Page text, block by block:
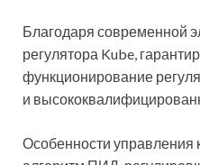
Благодаря современной
регулятора Kube,
функционирование
и
Особенности управления